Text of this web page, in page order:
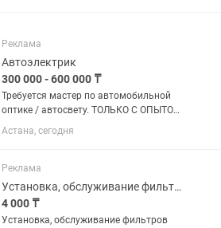
Реклама
Автоэлектрик
300 000 - 600 000 ₸
Требуется мастер по автомобильной
оптике / автосвету. ТОЛЬКО С ОПЫТОМ
РАБОТЫ В АВТОСВЕТЕ. Чем занимается
наша компания: — регулировка и
ксеноновых и LED ламп —...
Астана, сегодня
Реклама
Установка, обслуживание фильтров воды.
4 000 ₸
Установка, обслуживание фильтров